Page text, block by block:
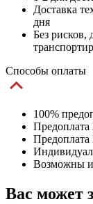
Доставка
дня
Без рисков,
Способы оплаты
100%
Возможны
Вас может